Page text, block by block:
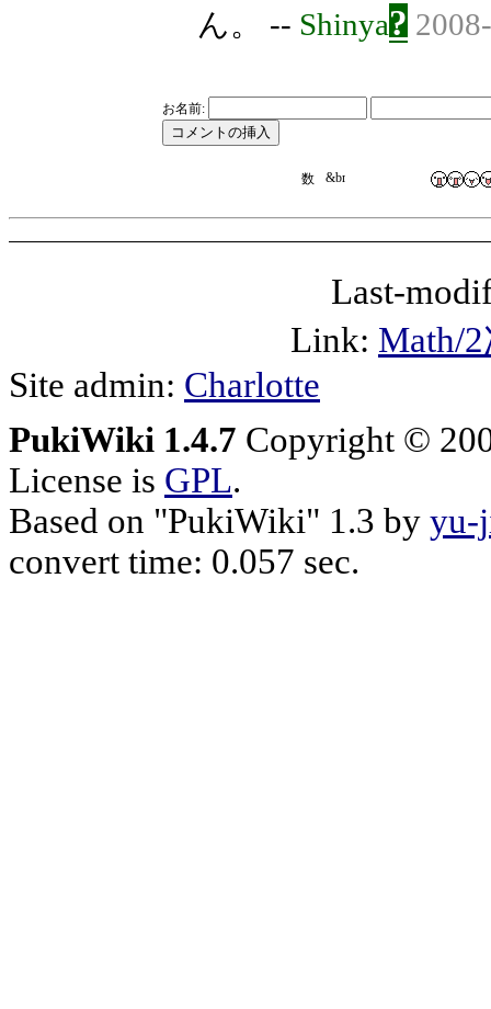
ん。 -- Shinya?
お名前:
Last-
Link: Math/
Site admin: Charlotte
PukiWiki 1.4.7 Copyright ©
License is GPL.
Based on "PukiWiki" 1.3 by yu-
convert time: 0.057 sec.